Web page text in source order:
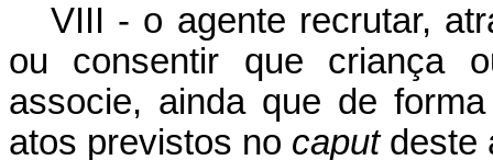
VIII - o agente recrutar,
ou consentir que criança
associe, ainda que de
atos previstos no caputdeste